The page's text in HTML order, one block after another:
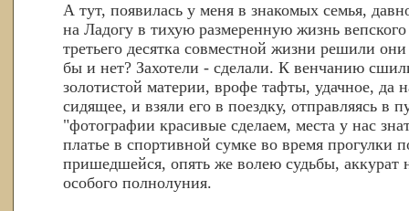
А тут, появилась у меня в знакомых семья,
на Ладогу в тихую размеренную жизнь
третьего десятка совместной жизни решили
бы и нет? Захотели - сделали. К венчанию
золотистой материи, врофе тафты, удачное, да
сидящее, и взяли его в поездку, отправляясь в
"фотографии красивые сделаем, места у нас
платье в спортивной сумке во время прогулки
пришедшейся, опять же волею судьбы, аккурат
особого полнолуния.